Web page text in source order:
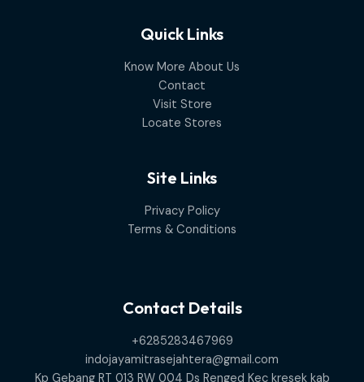
Quick Links
Know More About Us
Contact
Visit Store
Locate Stores
Site Links
Privacy Policy
Terms & Conditions
Contact Details
+6285283467969
indojayamitrasejahtera@gmail.com
Kp Gebang RT 013 RW 004 Ds Renged Kec kresek kab